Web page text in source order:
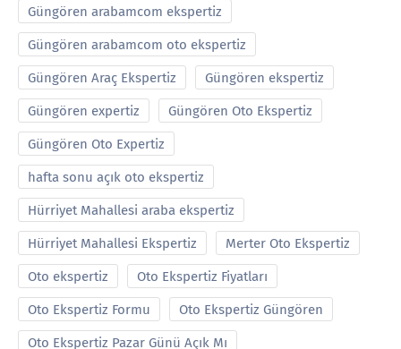
Güngören arabamcom ekspertiz
Güngören arabamcom oto ekspertiz
Güngören Araç Ekspertiz Güngören ekspertiz
Güngören expertiz Güngören Oto Ekspertiz
Güngören Oto Expertiz
hafta sonu açık oto ekspertiz
Hürriyet Mahallesi araba ekspertiz
Hürriyet Mahallesi Ekspertiz Merter Oto Ekspertiz
Oto ekspertiz Oto Ekspertiz Fiyatları
Oto Ekspertiz Formu Oto Ekspertiz Güngören
Oto Ekspertiz Pazar Günü Açık Mı